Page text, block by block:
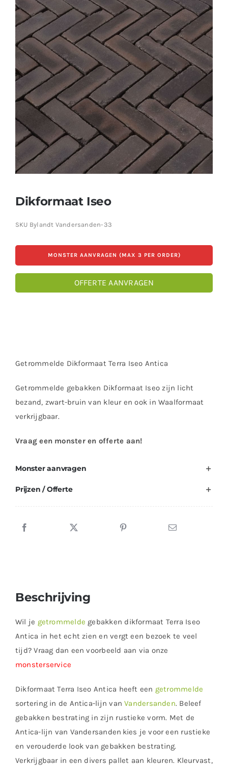
Contact
Offerte aanvragen
Dikformaat Iseo
SKU Bylandt Vandersanden-33
MONSTER AANVRAGEN (MAX 3 PER ORDER)
OFFERTE AANVRAGEN
Getrommelde Dikformaat Terra Iseo Antica
Getrommelde gebakken Dikformaat Iseo zijn licht
bezand, zwart-bruin van kleur en ook in Waalformaat
verkrijgbaar.
Vraag een monster en offerte aan!
Monster aanvragen
Prijzen / Offerte
Beschrijving
Wil je getrommelde gebakken dikformaat Terra Iseo
Antica in het echt zien en vergt een bezoek te veel
tijd? Vraag dan een voorbeeld aan via onze
monsterservice
Dikformaat Terra Iseo Antica heeft een getrommelde
sortering in de Antica-lijn vanVandersanden. Beleef
gebakken bestrating in zijn rustieke vorm. Met de
Antica-lijn van Vandersanden kies je voor een rustieke
en verouderde look van gebakken bestrating.
Verkrijgbaar in een divers pallet aan kleuren. Kleurvast,